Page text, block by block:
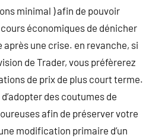
minimal ) afin de pouvoir
économiques de dénicher
après une crise. en revanche, si
de Trader, vous préfèrerez
de prix de plus court terme.
des coutumes de
afin de préserver votre
modification primaire d’un